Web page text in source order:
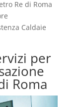
Re di Roma
Caldaie
per
Roma